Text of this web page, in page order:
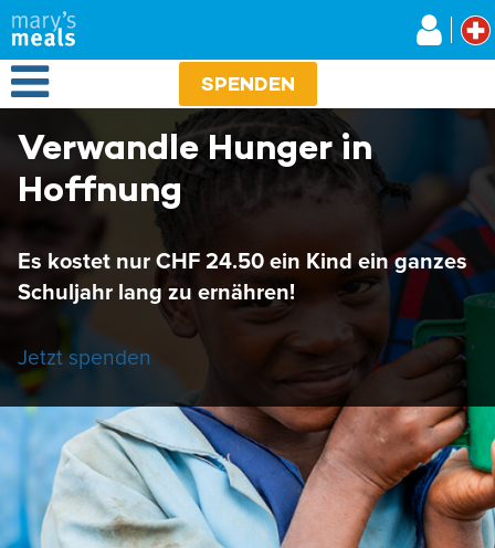
Direkt
zum
Inhalt
Open Menu SPENDEN
Verwandle Hunger in
Hoffnung
Es kostet nur CHF 24.50 ein Kind ein ganzes
Schuljahr lang zu ernähren!
Jetzt spenden